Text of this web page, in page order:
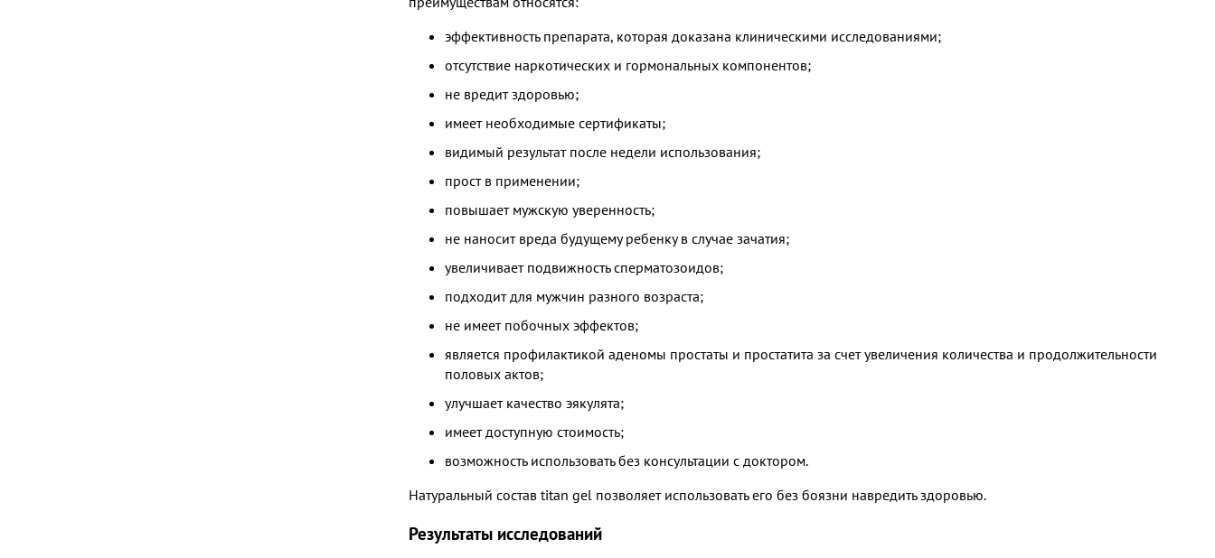
эффективность препарата, которая доказана клиническими исследованиями;
отсутствие наркотических и гормональных компонентов;
не вредит здоровью;
имеет необходимые сертификаты;
видимый результат после недели использования;
прост в применении;
повышает мужскую уверенность;
не наносит вреда будущему ребенку в случае зачатия;
увеличивает подвижность сперматозоидов;
подходит для мужчин разного возраста;
не имеет побочных эффектов;
является профилактикой аденомы простаты и простатита за счет увеличения количества и продолжительности
половых актов;
улучшает качество эякулята;
имеет доступную стоимость;
возможность использовать без консультации с доктором.
Натуральный состав titan gel позволяет использовать его без боязни навредить здоровью.
Результаты исследований